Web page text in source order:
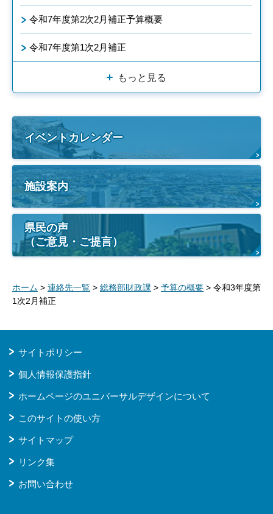
令和7年度第2次2月補正予算概要
令和7年度第1次2月補正
もっと見る
イベントカレンダー
施設案内
県民の声
（ご意見・ご提言）
ホーム > 連絡先一覧 > 総務部財政課 > 予算の概要 > 令和3年度第
1次2月補正
サイトポリシー
個人情報保護指針
ホームページのユニバーサルデザインについて
このサイトの使い方
サイトマップ
リンク集
お問い合わせ